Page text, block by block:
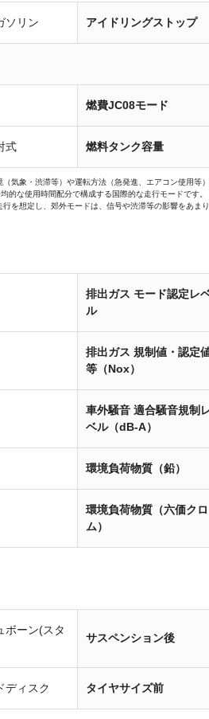
ソリン アイドリングストップ
燃費JC08モード
式 燃料タンク容量
気象・渋滞等）や運転方法（急発進、エアコン使用等
的な使用時間配分で構成する国際的な走行モードです。
を想定し、郊外モードは、信号や渋滞等の影響をあま
排出ガス モード認定レ
ル
排出ガス 規制値・認定
等（Nox）
車外騒音 適合騒音規制
ベル（dB-A）
環境負荷物質（鉛）
環境負荷物質（六価クロ
ム）
ボーン(スタ
サスペンション後
ディスク タイヤサイズ前